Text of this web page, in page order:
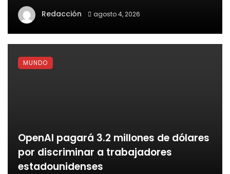
Redacción agosto 4, 2026
OpenAI pagará 3.2 millones de dólares
por discriminar a trabajadores
estadounidenses
MUNDO